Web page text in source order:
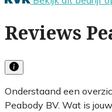
Reviews
Onderstaand een
Peabody BV. Wat is